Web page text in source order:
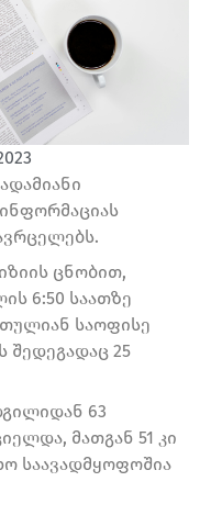
ცნობით,
6:50 საათზე
საოფისე
შედეგადაც 25
63
მათგან 51 კი
საავადმყოფოშია